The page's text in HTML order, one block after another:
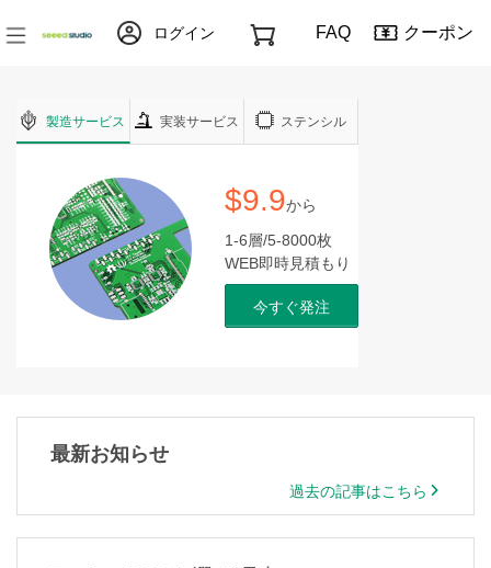
ログイン FAQ クーポン
製造サービス 実装サービス ステンシル
$9.9から
1-6層/5-8000枚
WEB即時見積もり
今すぐ発注
最新お知らせ
過去の記事はこちら